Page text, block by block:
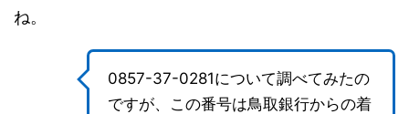
ね。
0857-37-0281について調べてみたの
ですが、この番号は鳥取銀行からの着